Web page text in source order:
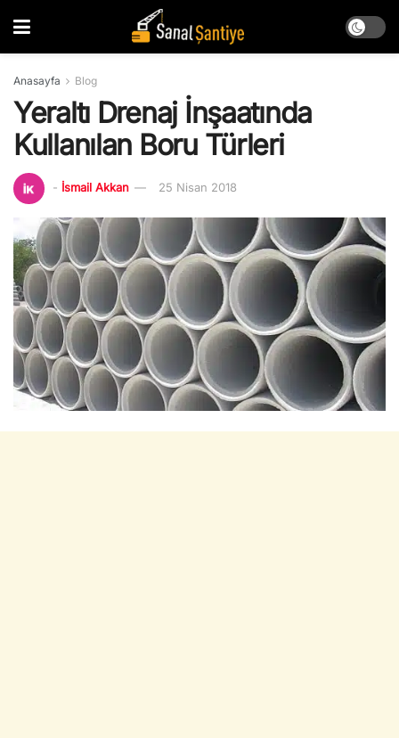
Anasayfa Blog
Yeraltı Drenaj İnşaatında
Kullanılan Boru Türleri
- İsmail Akkan 25 Nisan 2018